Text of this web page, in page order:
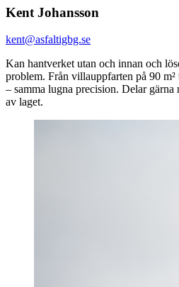
Kent Johansson
kent@asfaltigbg.se
Kan hantverket utan och innan och
problem. Från villauppfarten på 90
– samma lugna precision. Delar gärna
av laget.